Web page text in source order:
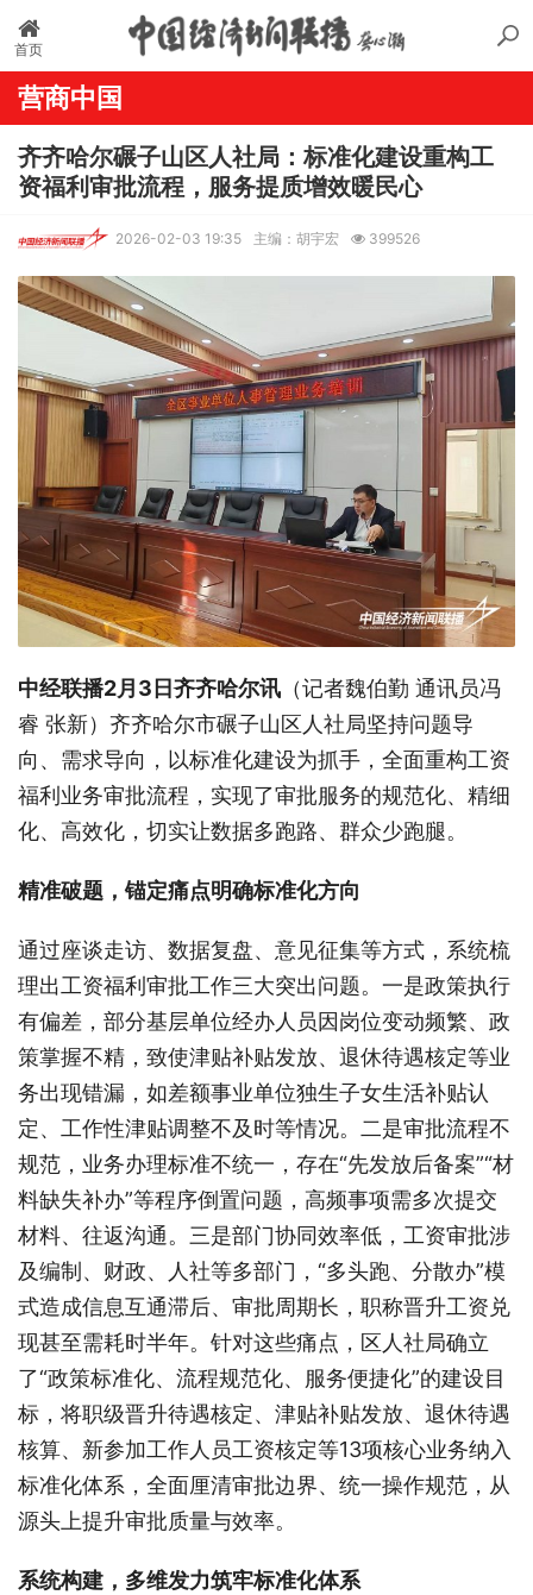
首页
营商中国
齐齐哈尔碾子山区人社局：标准化建设重构工
资福利审批流程，服务提质增效暖民心
2026-02-03 19:35 主编：胡宇宏 399526
中经联播2月3日齐齐哈尔讯 （记者魏伯勤 通讯员冯
睿 张新）齐齐哈尔市碾子山区人社局坚持问题导
向、需求导向，以标准化建设为抓手，全面重构工资
福利业务审批流程，实现了审批服务的规范化、精细
化、高效化，切实让数据多跑路、群众少跑腿。
精准破题，锚定痛点明确标准化方向
通过座谈走访、数据复盘、意见征集等方式，系统梳
理出工资福利审批工作三大突出问题。一是政策执行
有偏差，部分基层单位经办人员因岗位变动频繁、政
策掌握不精，致使津贴补贴发放、退休待遇核定等业
务出现错漏，如差额事业单位独生子女生活补贴认
定、工作性津贴调整不及时等情况。二是审批流程不
规范，业务办理标准不统一，存在“先发放后备案”“材
料缺失补办”等程序倒置问题，高频事项需多次提交
材料、往返沟通。三是部门协同效率低，工资审批涉
及编制、财政、人社等多部门，“多头跑、分散办”模
式造成信息互通滞后、审批周期长，职称晋升工资兑
现甚至需耗时半年。针对这些痛点，区人社局确立
了“政策标准化、流程规范化、服务便捷化”的建设目
标，将职级晋升待遇核定、津贴补贴发放、退休待遇
核算、新参加工作人员工资核定等13项核心业务纳入
标准化体系，全面厘清审批边界、统一操作规范，从
源头上提升审批质量与效率。
系统构建，多维发力筑牢标准化体系